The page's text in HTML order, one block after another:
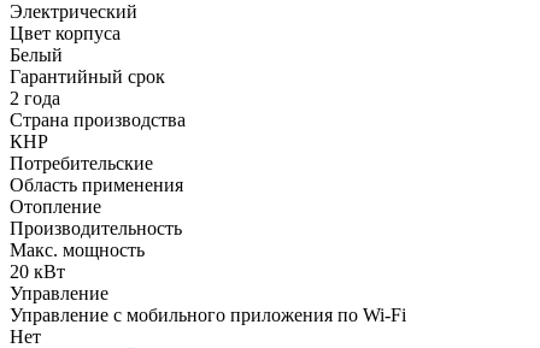
Электрический
Цвет корпуса
Белый
Гарантийный срок
2 года
Страна производства
КНР
Потребительские
Область применения
Отопление
Производительность
Макс. мощность
20 кВт
Управление
Управление c мобильного приложения по Wi-Fi
Нет